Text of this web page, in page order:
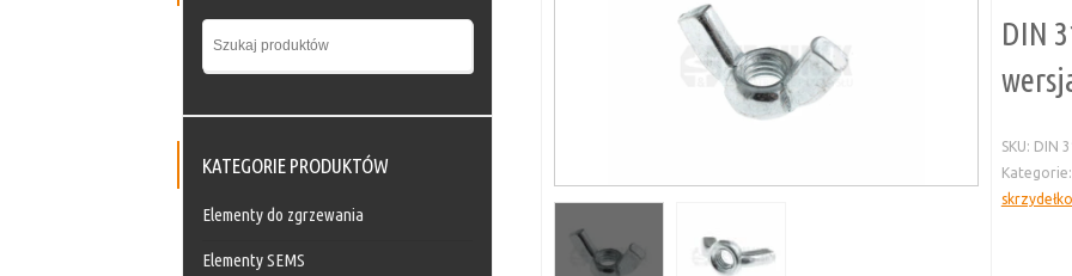
DIN
SKU: DIN
KATEGORIE PRODUKTÓW
Elementy do zgrzewania
Elementy SEMS